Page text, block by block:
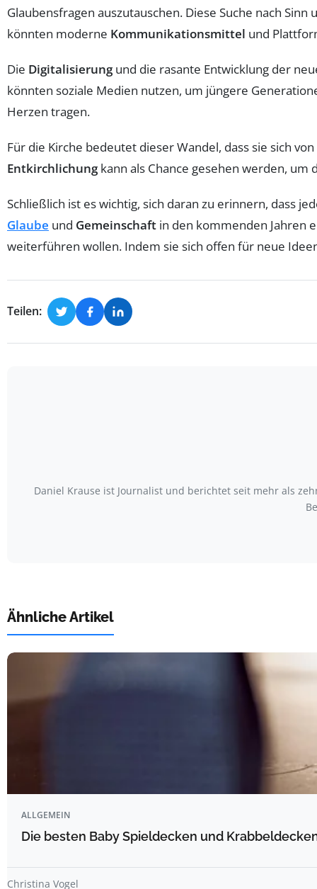
Glaubensfragen auszutauschen. Diese Suche nach
könnten moderne Kommunikationsmittel und
Die Digitalisierungund die rasante Entwicklung der
könnten soziale Medien nutzen, um jüngere
Herzen tragen.
Für die Kirche bedeutet dieser Wandel, dass sie sich
Entkirchlichungkann als Chance gesehen werden,
Schließlich ist es wichtig, sich daran zu erinnern, dass
Glaube und Gemeinschaft in den kommenden Jahren
weiterführen wollen. Indem sie sich offen für neue
Teilen:
Daniel Krause ist Journalist und berichtet seit mehr als
Ähnliche Artikel
ALLGEMEIN
Die besten Baby Spieldecken und
Christina Vogel